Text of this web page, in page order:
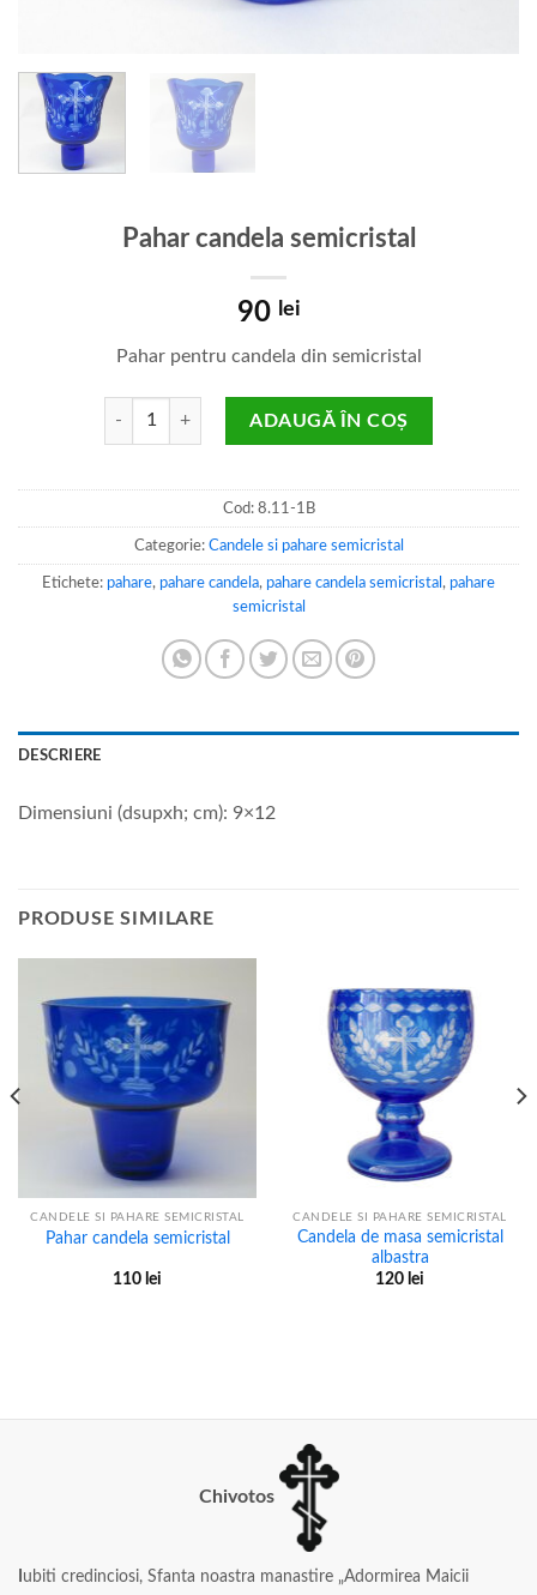
Pahar candela semicristal
90 lei
Pahar pentru candela din semicristal
Cantitate Pahar candela semicristal
ADAUGĂ ÎN COȘ
Cod: 8.11-1B
Categorie: Candele si pahare semicristal
Etichete: pahare, pahare candela, pahare candela semicristal , pahare
semicristal
DESCRIERE
Dimensiuni (dsupxh; cm): 9×12
PRODUSE SIMILARE
CANDELE SI PAHARE SEMICRISTAL
Pahar candela semicristal
110 lei
CANDELE SI PAHARE SEMICRISTAL
Candela de masa semicristal
albastra
120 lei
Chivotos
ubiti credinciosi, Sfanta noastra manastire „Adormirea Maicii